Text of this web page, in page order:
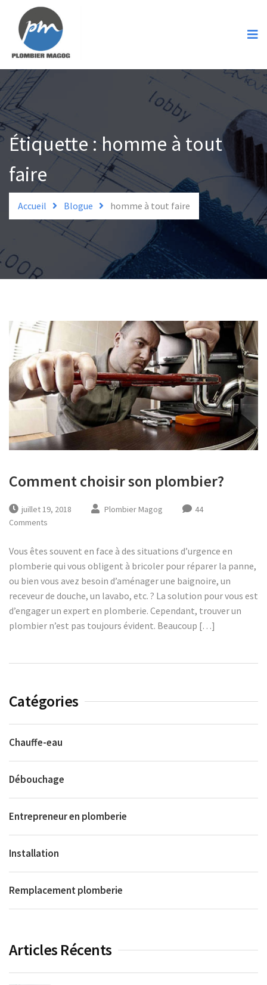
Accueil
Services
Spécialités
Urgence
Soumission
Contact
Étiquette :homme à tout
faire
Accueil Blogue homme à tout faire
Comment choisir son plombier?
juillet 19, 2018 Plombier Magog
44
Comments
Vous êtes souvent en face à des situations d’urgence en
plomberie qui vous obligent à bricoler pour réparer la panne,
ou bien vous avez besoin d’aménager une baignoire, un
receveur de douche, un lavabo, etc. ? La solution pour vous est
d’engager un expert en plomberie. Cependant, trouver un
plombier n’est pas toujours évident. Beaucoup […]
Catégories
Chauffe-eau
Débouchage
Entrepreneur en plomberie
Installation
Remplacement plomberie
Articles Récents